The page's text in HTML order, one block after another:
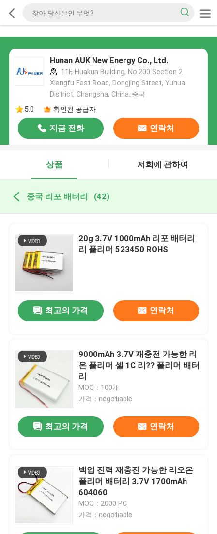
Hunan AUK New Energy Co., Ltd.
11F, Huakun Building, No.200 Section 2
Xiangfu East Road, Dongjing Street, Yuhua
District, Changsha, China.,중국
5.0
확인된 공급자
지금 전화 연락처
상품 저희에 관하여
중국 리포 배터리 (42)
20g 3.7V 1000mAh 리포 배터리
리 폴리머 523450 ROHS
최고의 가격 연락처
9000mAh 3.7V 재충전 가능한 리
온 폴리머 셀 1C 리?? 폴리머 배터
리
MOQ：100개
가격：negotiable
최고의 가격 연락처
백업 전력 재충전 가능한 리오온
폴리머 배터리 3.7V 1700mAh
604060
MOQ：2000 PC
가격：negotiable